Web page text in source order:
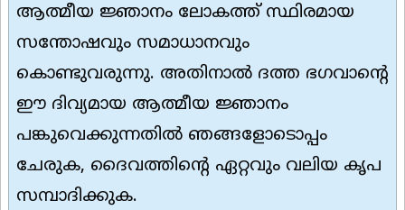
ആത്മീയ ജ്ഞാനം ലോകത്ത് സ്ഥിരമായ
സന്തോഷവും സമാധാനവും
കൊണ്ടുവരുന്നു. അതിനാൽ ദത്ത ഭഗവാന്റെ
ഈ ദിവ്യമായ ആത്മീയ ജ്ഞാനം
പങ്കുവെക്കുന്നതിൽ ഞങ്ങളോടൊപ്പം
ചേരുക, ദൈവത്തിൻ്റെ ഏറ്റവും വലിയ കൃപ
സമ്പാദിക്കുക.